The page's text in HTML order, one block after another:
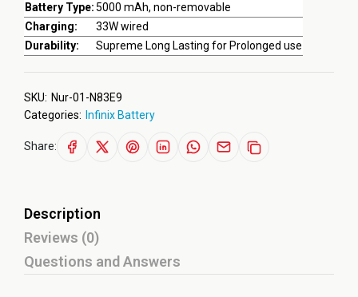
Battery Type:5000 mAh, non-removable
Charging:
33W wired
Durability:
Supreme Long Lasting for Prolonged use
SKU: Nur-01-N83E9
Categories: Infinix Battery
Share:
Description
Reviews (0)
Questions and Answers